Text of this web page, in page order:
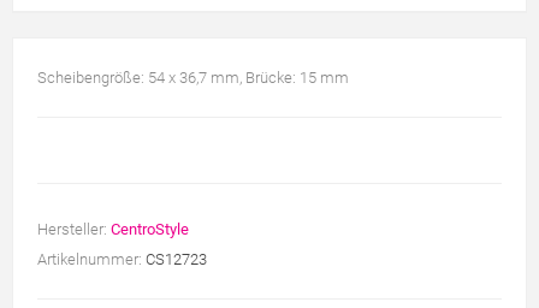
Scheibengröße: 54 x 36,7 mm, Brücke: 15 mm
Hersteller: CentroStyle
Artikelnummer: CS12723